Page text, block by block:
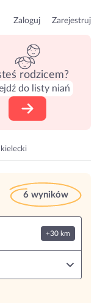
Zaloguj Zarejestruj
rodzicem?
do listy niań
6 wyników
+30 km